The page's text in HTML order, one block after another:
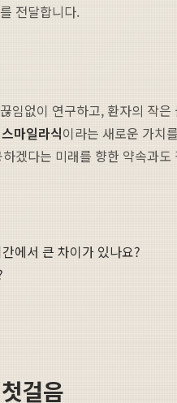
전달합니다.
없이 연구하고, 환자의 작
마일라식이라는 새로운 가치
겠다는 미래를 향한 약속과도
에서 큰 차이가 있나요?
걸음